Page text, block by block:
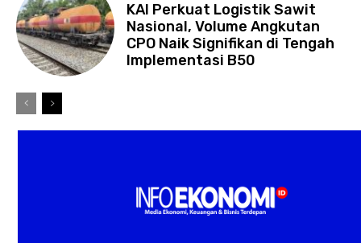
KAI Perkuat Logistik Sawit
Nasional, Volume Angkutan
CPO Naik Signifikan di Tengah
Implementasi B50